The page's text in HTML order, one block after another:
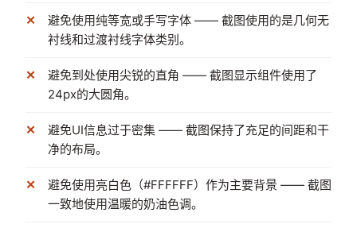
避免使用纯等宽或手写字体 —— 截图使用的是几何无
衬线和过渡衬线字体类别。
避免到处使用尖锐的直角 —— 截图显示组件使用了
24px的大圆角。
避免UI信息过于密集 —— 截图保持了充足的间距和干
净的布局。
避免使用亮白色（#FFFFFF）作为主要背景 —— 截图
一致地使用温暖的奶油色调。